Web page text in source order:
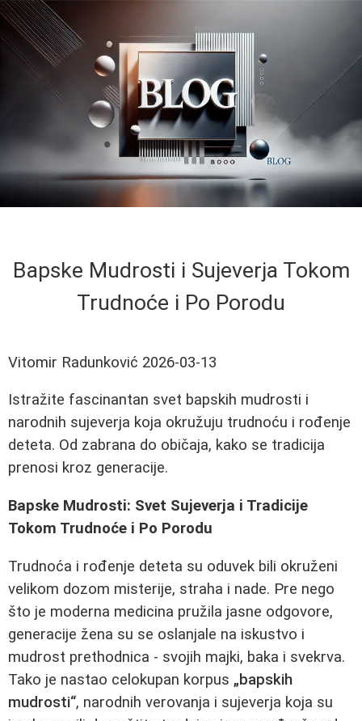
Bapske Mudrosti i Sujeverja Tokom
Trudnoće i Po Porodu
Vitomir Radunković 2026-03-13
Istražite fascinantan svet bapskih mudrosti i
narodnih sujeverja koja okružuju trudnoću i rođenje
deteta. Od zabrana do običaja, kako se tradicija
prenosi kroz generacije.
Bapske Mudrosti: Svet Sujeverja i Tradicije
Tokom Trudnoće i Po Porodu
Trudnoća i rođenje deteta su oduvek bili okruženi
velikom dozom misterije, straha i nade. Pre nego
što je moderna medicina pružila jasne odgovore,
generacije žena su se oslanjale na iskustvo i
mudrost prethodnica - svojih majki, baka i svekrva.
Tako je nastao celokupan korpus „bapskih
mudrosti“, narodnih verovanja i sujeverja koja su